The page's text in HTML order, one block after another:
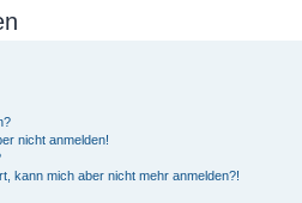
nicht anmelden!
kann mich aber nicht mehr anmelden?!